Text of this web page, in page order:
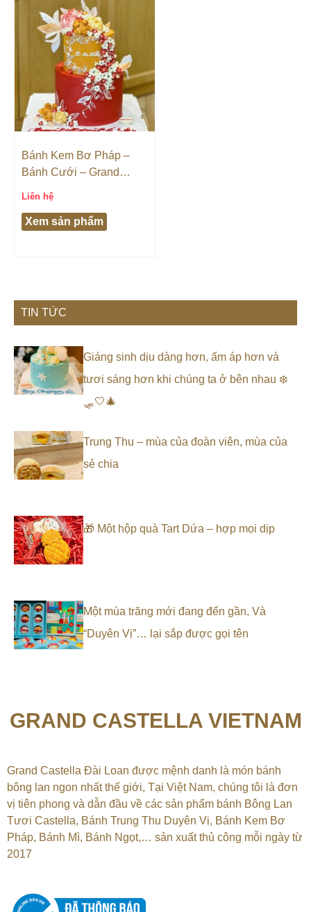
TIN TỨC
Giáng sinh dịu dàng hơn, ấm áp hơn và
tươi sáng hơn khi chúng ta ở bên nhau ❄️
🛷🤍🎄
Trung Thu – mùa của đoàn viên, mùa của
sẻ chia
🎁 Một hộp quà Tart Dứa – hợp mọi dịp
Một mùa trăng mới đang đến gần, Và
“Duyên Vị”… lại sắp được gọi tên
Bánh Kem Bơ Pháp –
Bánh Cưới – Grand
Liên hệ
Xem sản phẩm
GRAND CASTELLA VIETNAM
Grand Castella Đài Loan được mệnh danh là món bánh
bông lan ngon nhất thế giới, Tại Việt Nam, chúng tôi là đơn
vị tiên phong và dẫn đầu về các sản phẩm bánh Bông Lan
Tươi Castella, Bánh Trung Thu Duyên Vị, Bánh Kem Bơ
Pháp, Bánh Mì, Bánh Ngọt,… sản xuất thủ công mỗi ngày từ
2017